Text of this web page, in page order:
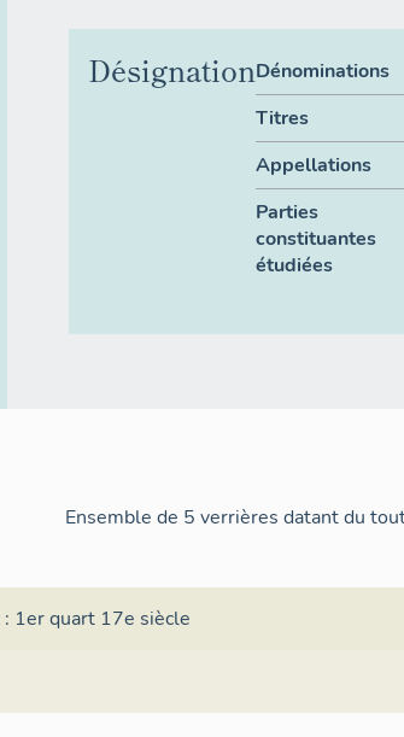
DésignationDénominations
Titres
Appellations
Parties
constituantes
étudiées
Ensemble de 5 verrières datant du
1er quart 17e siècle